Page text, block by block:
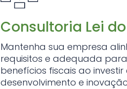
Consultoria Lei
Mantenha sua empresa
requisitos e adequada
benefícios fiscais ao investir
desenvolvimento e